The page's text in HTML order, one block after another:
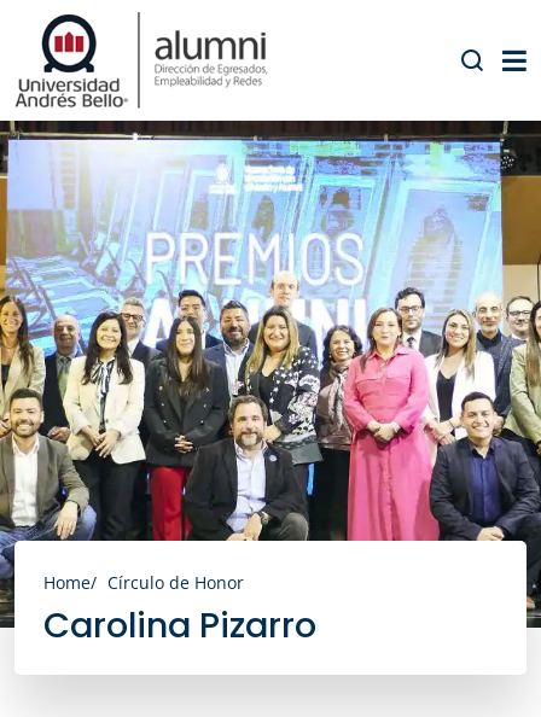
Home Círculo de Honor
Carolina Pizarro